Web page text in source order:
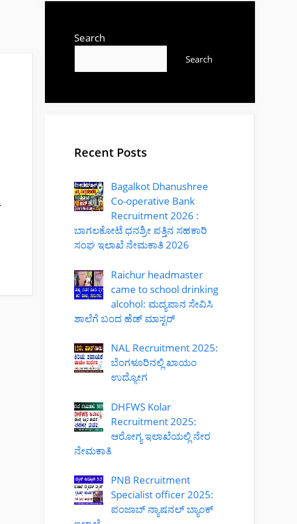
Search
Search
Recent Posts
Bagalkot Dhanushree
Co-operative Bank
Recruitment 2026 :
ಬಾಗಲಕೋಟೆ ಧನಶ್ರೀ ಪತ್ತಿನ ಸಹಕಾರಿ
ಸಂಘ ಇಲಾಖೆ ನೇಮಕಾತಿ 2026
Raichur headmaster
came to school drinking
alcohol: ಮದ್ಯಪಾನ ಸೇವಿಸಿ
ಶಾಲೆಗೆ ಬಂದ ಹೆಡ್ ಮಾಸ್ಟರ್
NAL Recruitment 2025:
ಬೆಂಗಳೂರಿನಲ್ಲಿ ಖಾಯಂ
ಉದ್ಯೋಗ
DHFWS Kolar
Recruitment 2025:
ಆರೋಗ್ಯ ಇಲಾಖೆಯಲ್ಲಿ ನೇರ
ನೇಮಕಾತಿ
PNB Recruitment
Specialist officer 2025:
ಪಂಜಾಬ್ ನ್ಯಾಷನಲ್ ಬ್ಯಾಂಕ್